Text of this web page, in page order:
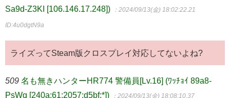
Sa9d-Z3KI [106.146.17.248])
：2024/09/13(金) 18:02:22.21
ID:4u0dgtN9a
ライズってSteam版クロスプレイ対応してないよね?
509 名も無きハンターHR774 警備員[Lv.16] (ﾜｯﾁｮｲ 89a8-
PsWq [240a:61:2057:d5bf:*])
：2024/09/13(金) 18:08:10.37